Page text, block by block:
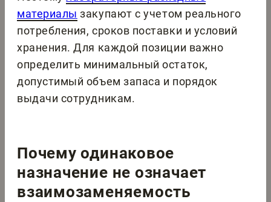
материалы закупают с учетом реального
потребления, сроков поставки и условий
хранения. Для каждой позиции важно
определить минимальный остаток,
допустимый объем запаса и порядок
выдачи сотрудникам.
Почему одинаковое
назначение не означает
взаимозаменяемость